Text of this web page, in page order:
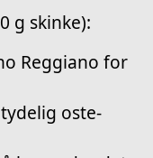
g skinke):
Reggiano for
oste-